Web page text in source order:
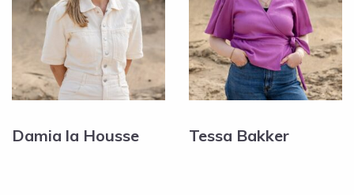
Damia la Housse Tessa Bakker